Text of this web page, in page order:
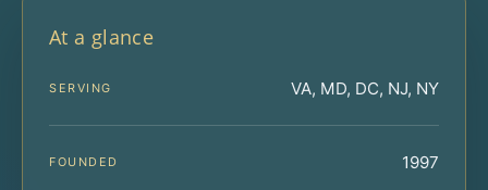
At a glance
SERVING VA, MD, DC, NJ, NY
FOUNDED 1997